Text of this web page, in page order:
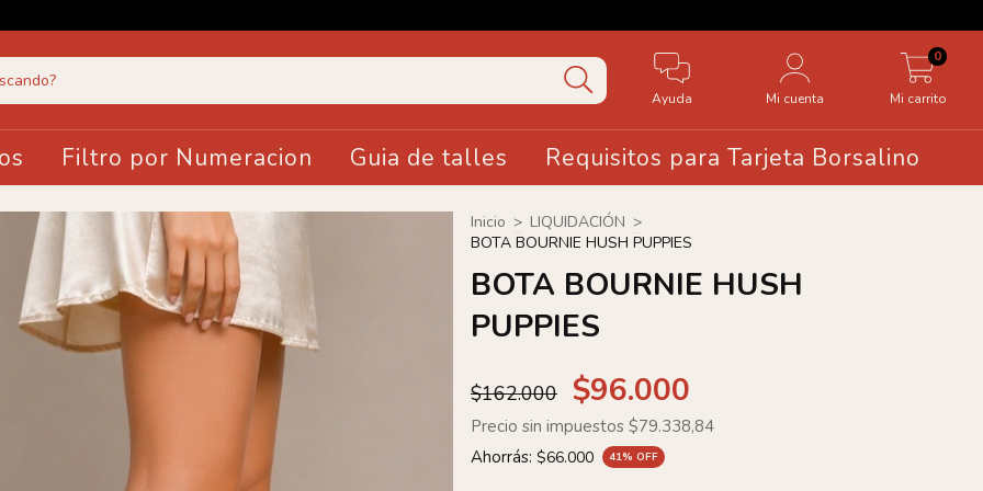
Ayuda Mi cuenta Mi carrito
0
Filtro por Numeracion Guia de talles Requisitos para Tarjeta Borsalino
Inicio > LIQUIDACIÓN >
BOTA BOURNIE HUSH PUPPIES
BOTA BOURNIE HUSH
PUPPIES
$162.000 $96.000
Precio sin impuestos $79.338,84
Ahorrás: $66.000 41% OFF